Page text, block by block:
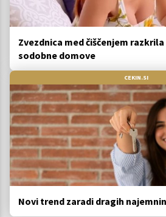
Zvezdnica med čiščenjem
sodobne domove
CEKIN.SI
Novi trend zaradi dragih najemnin